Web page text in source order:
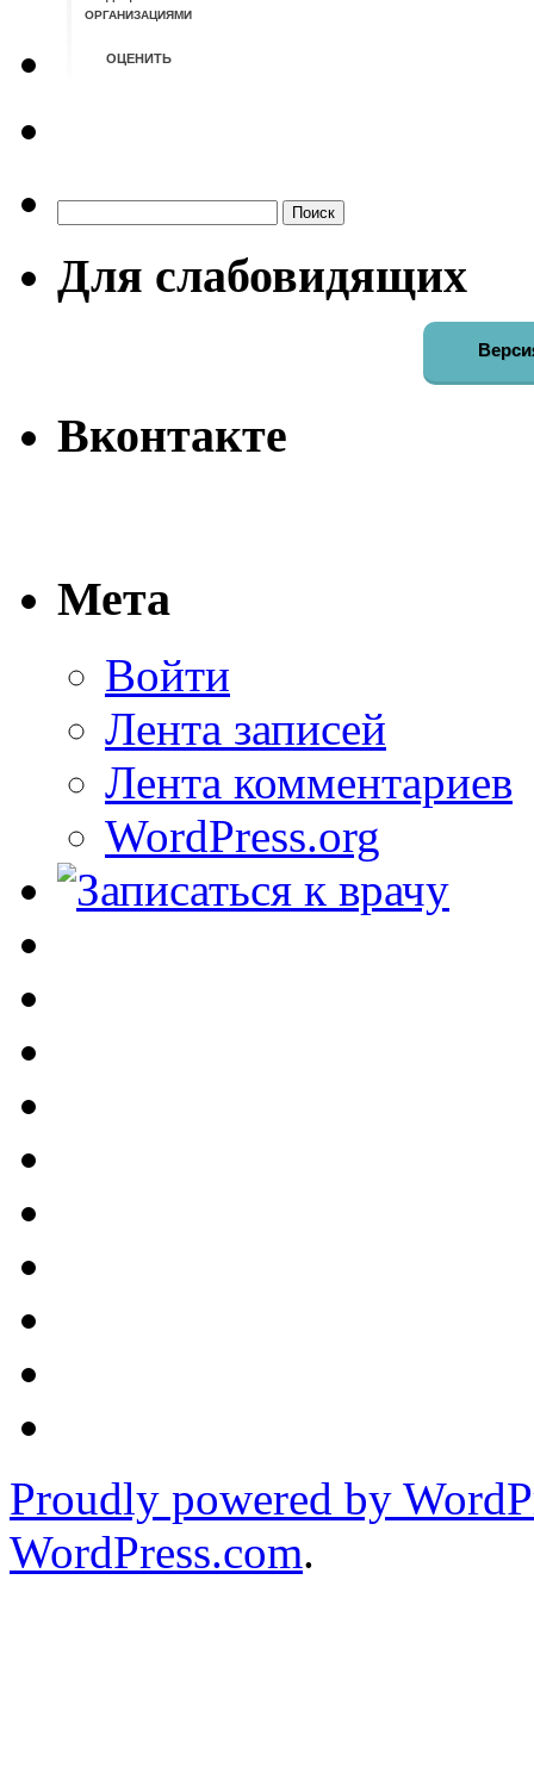
Для слабовидящих
Вконтакте
Мета
Войти
Лента записей
Лента комментариев
WordPress.org
Proudly powered by
WordPress.com.